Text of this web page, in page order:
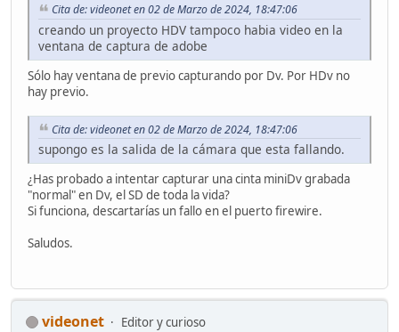
Cita de: videonet en 02 de Marzo de 2024, 18:47:06
creando un proyecto HDV tampoco habia video en la
ventana de captura de adobe
Sólo hay ventana de previo capturando por Dv. Por HDv no
hay previo.
Cita de: videonet en 02 de Marzo de 2024, 18:47:06
supongo es la salida de la cámara que esta fallando.
¿Has probado a intentar capturar una cinta miniDv grabada
"normal" en Dv, el SD de toda la vida?
Si funciona, descartarías un fallo en el puerto firewire.
Saludos.
videonet Editor y curioso